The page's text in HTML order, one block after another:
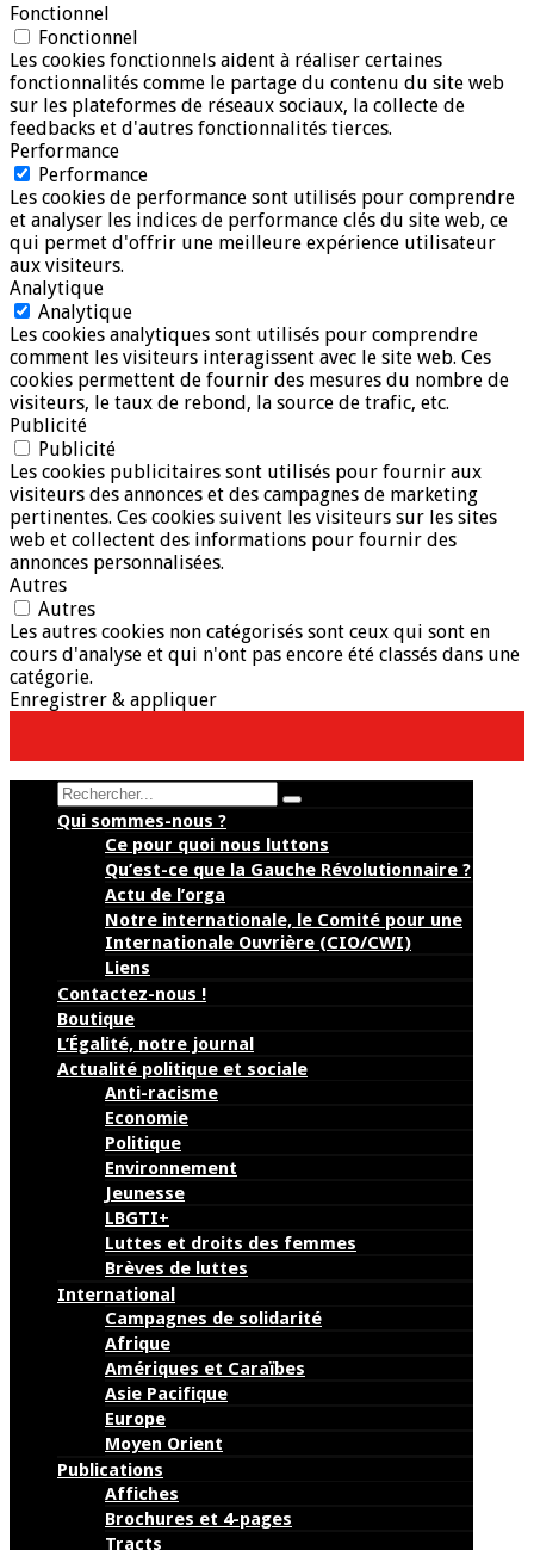
Fonctionnel
Fonctionnel
Les cookies fonctionnels aident à réaliser certaines
fonctionnalités comme le partage du contenu du site web
sur les plateformes de réseaux sociaux, la collecte de
feedbacks et d'autres fonctionnalités tierces.
Performance
Performance
Les cookies de performance sont utilisés pour comprendre
et analyser les indices de performance clés du site web, ce
qui permet d'offrir une meilleure expérience utilisateur
aux visiteurs.
Analytique
Analytique
Les cookies analytiques sont utilisés pour comprendre
comment les visiteurs interagissent avec le site web. Ces
cookies permettent de fournir des mesures du nombre de
visiteurs, le taux de rebond, la source de trafic, etc.
Publicité
Publicité
Les cookies publicitaires sont utilisés pour fournir aux
visiteurs des annonces et des campagnes de marketing
pertinentes. Ces cookies suivent les visiteurs sur les sites
web et collectent des informations pour fournir des
annonces personnalisées.
Autres
Autres
Les autres cookies non catégorisés sont ceux qui sont en
cours d'analyse et qui n'ont pas encore été classés dans une
catégorie.
Enregistrer & appliquer
Search
Qui sommes-nous ?
Ce pour quoi nous luttons
Qu’est-ce que la Gauche Révolutionnaire ?
Actu de l’orga
Notre internationale, le Comité pour une
Internationale Ouvrière (CIO/CWI)
Liens
Contactez-nous !
Boutique
L’Égalité, notre journal
Actualité politique et sociale
Anti-racisme
Economie
Politique
Environnement
Jeunesse
LBGTI+
Luttes et droits des femmes
Brèves de luttes
International
Campagnes de solidarité
Afrique
Amériques et Caraïbes
Asie Pacifique
Europe
Moyen Orient
Publications
Affiches
Brochures et 4-pages
Tracts